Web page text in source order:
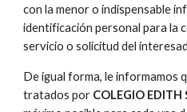
con la menor o indispensable
identificación personal para la
servicio o solicitud del
De igual forma, le informamos
tratados por COLEGIO EDITH